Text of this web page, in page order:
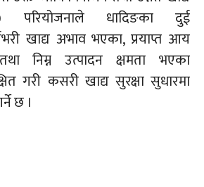
परियोजनाले धादिङका दुई
खाद्य अभाव भएका,प्रयाप्त आय
निम्न उत्पादन क्षमता भएका
गरी कसरी खाद्य सुरक्षा सुधारमा
छ ।